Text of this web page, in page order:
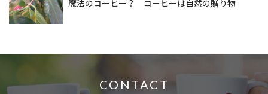
魔法のコーヒー？ コーヒーは自然の贈り物
CONTACT